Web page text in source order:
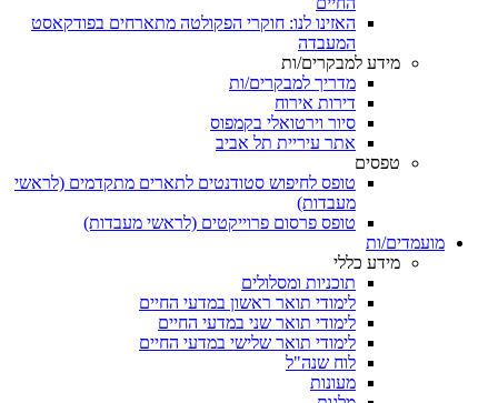
האזינו לנו: חוקרי הפקולטה מתארחים בפודקאסט
המעבדה
מידע למבקרים/ות
מדריך למבקרים/ות
דירות אירוח
סיור וירטואלי בקמפוס
אתר עיריית תל אביב
טפסים
טופס לחיפוש סטודנטים לתארים מתקדמים (לראשי
מעבדות)
טופס פרסום פרוייקטים (לראשי מעבדות)
מועמדים/ות
מידע כללי
תוכניות ומסלולים
לימודי תואר ראשון במדעי החיים
לימודי תואר שני במדעי החיים
לימודי תואר שלישי במדעי החיים
לוח שנה"ל
מעונות